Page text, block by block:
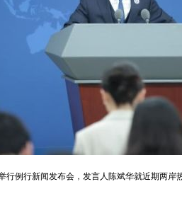
行例行新闻发布会，发言人陈斌华就近期两